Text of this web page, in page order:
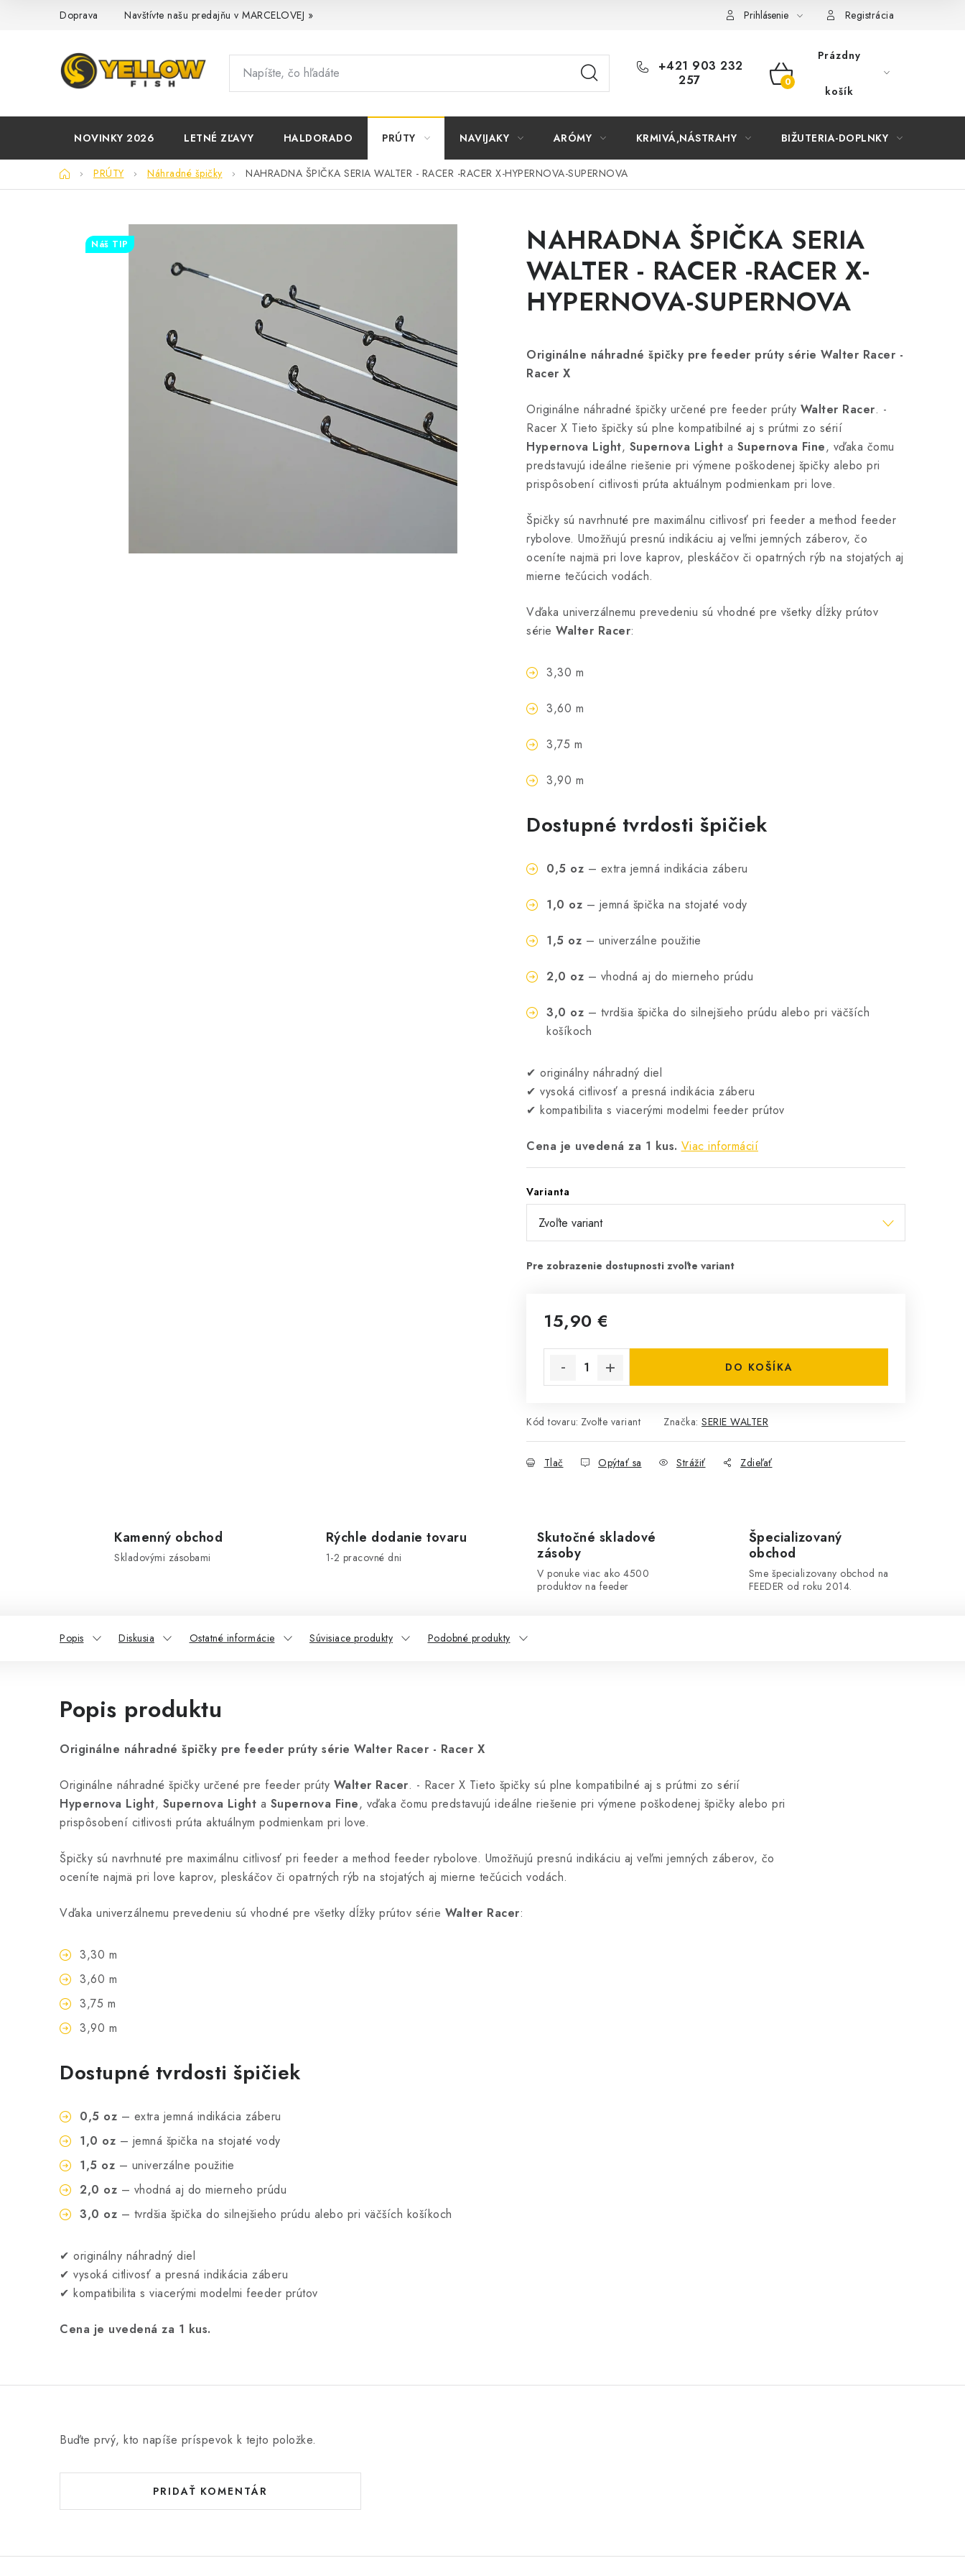
Doprava Navštívte našu predajňu v MARCELOVEJ » Prihlásenie Registrácia
+421 903 232
257
NÁKUPNÝ
Prázdny
košík
NOVINKY 2026 LETNÉ ZĽAVY HALDORADO PRÚTY NAVIJAKY ARÓMY KRMIVÁ,NÁSTRAHY BIŽUTERIA-DOPLNKY
DomovPRÚTY Náhradné špičky NAHRADNA ŠPIČKA SERIA WALTER - RACER -RACER X-HYPERNOVA-SUPERNOVA
NAHRADNA ŠPIČKA SERIA
WALTER - RACER -RACER X-
HYPERNOVA-SUPERNOVA
Originálne náhradné špičky pre feeder prúty série Walter Racer -
Racer X
Originálne náhradné špičky určené pre feeder prúty Walter Racer. -
Racer X Tieto špičky sú plne kompatibilné aj s prútmi zo sérií
Hypernova Light, Supernova Light a Supernova Fine, vďaka čomu
predstavujú ideálne riešenie pri výmene poškodenej špičky alebo pri
prispôsobení citlivosti prúta aktuálnym podmienkam pri love.
Špičky sú navrhnuté pre maximálnu citlivosť pri feeder a method feeder
rybolove. Umožňujú presnú indikáciu aj veľmi jemných záberov, čo
oceníte najmä pri love kaprov, pleskáčov či opatrných rýb na stojatých aj
mierne tečúcich vodách.
Vďaka univerzálnemu prevedeniu sú vhodné pre všetky dĺžky prútov
série Walter Racer:
3,30 m
3,60 m
3,75 m
3,90 m
Dostupné tvrdosti špičiek
0,5 oz – extra jemná indikácia záberu
1,0 oz – jemná špička na stojaté vody
1,5 oz – univerzálne použitie
2,0 oz – vhodná aj do mierneho prúdu
3,0 oz – tvrdšia špička do silnejšieho prúdu alebo pri väčších
košíkoch
✔ originálny náhradný diel
✔ vysoká citlivosť a presná indikácia záberu
✔ kompatibilita s viacerými modelmi feeder prútov
Cena je uvedená za 1 kus. Viac informácií
Varianta
15,90 €
DO KOŠÍKA
Kód tovaru: Zvoľte variant Značka: SERIE WALTER
Tlač Opýtať sa Strážiť Zdieľať
Náš TIP
Kamenný obchod
Skladovými zásobami
Rýchle dodanie tovaru
1-2 pracovné dni
Skutočné skladové
zásoby
V ponuke viac ako 4500
produktov na feeder
Špecializovaný
obchod
Sme špecializovany obchod na
FEEDER od roku 2014.
Popis Diskusia Ostatné informácie Súvisiace produkty Podobné produkty
Popis produktu
Originálne náhradné špičky pre feeder prúty série Walter Racer - Racer X
Originálne náhradné špičky určené pre feeder prúty Walter Racer. - Racer X Tieto špičky sú plne kompatibilné aj s prútmi zo sérií
Hypernova Light, Supernova Light a Supernova Fine, vďaka čomu predstavujú ideálne riešenie pri výmene poškodenej špičky alebo pri
prispôsobení citlivosti prúta aktuálnym podmienkam pri love.
Špičky sú navrhnuté pre maximálnu citlivosť pri feeder a method feeder rybolove. Umožňujú presnú indikáciu aj veľmi jemných záberov, čo
oceníte najmä pri love kaprov, pleskáčov či opatrných rýb na stojatých aj mierne tečúcich vodách.
Vďaka univerzálnemu prevedeniu sú vhodné pre všetky dĺžky prútov série Walter Racer:
3,30 m
3,60 m
3,75 m
3,90 m
Dostupné tvrdosti špičiek
0,5 oz – extra jemná indikácia záberu
1,0 oz – jemná špička na stojaté vody
1,5 oz – univerzálne použitie
2,0 oz – vhodná aj do mierneho prúdu
3,0 oz – tvrdšia špička do silnejšieho prúdu alebo pri väčších košíkoch
✔ originálny náhradný diel
✔ vysoká citlivosť a presná indikácia záberu
✔ kompatibilita s viacerými modelmi feeder prútov
Cena je uvedená za 1 kus.
Buďte prvý, kto napíše príspevok k tejto položke.
PRIDAŤ KOMENTÁR